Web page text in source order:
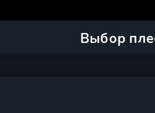
Выбор